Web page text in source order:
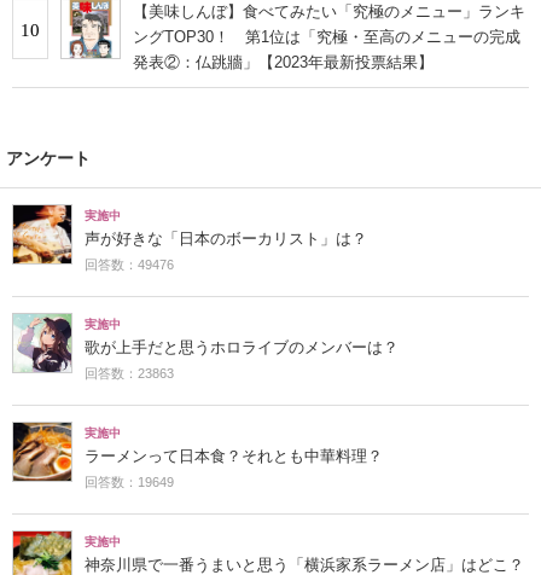
10
【美味しんぼ】食べてみたい「究極のメニュー」ランキ
ングTOP30！ 第1位は「究極・至高のメニューの完成
発表②：仏跳牆」【2023年最新投票結果】
アンケート
実施中
声が好きな「日本のボーカリスト」は？
回答数：49476
実施中
歌が上手だと思うホロライブのメンバーは？
回答数：23863
実施中
ラーメンって日本食？それとも中華料理？
回答数：19649
実施中
神奈川県で一番うまいと思う「横浜家系ラーメン店」はどこ？